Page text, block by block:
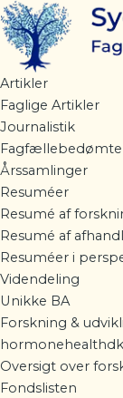
Gå
til
indholdet
Artikler
Faglige Artikler
Journalistik
Fagfællebedømte
Årssamlinger
Resuméer
Resumé af
Resumé af
Resuméer i
Videndeling
Unikke BA
Forskning &
hormonehealthdk
Oversigt over
Fondslisten